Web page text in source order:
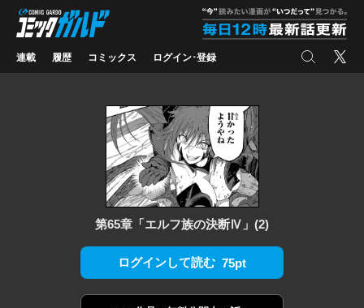
コミックガルド
連載 履歴 コミックス ログイン･登録 検索 X
第65章「エルフ族の決断Ⅳ」(2)
ログインして読む 75pt